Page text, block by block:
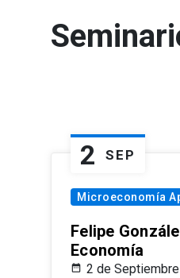
2 SEP
Microeconomía
Felipe
Economía
2 de